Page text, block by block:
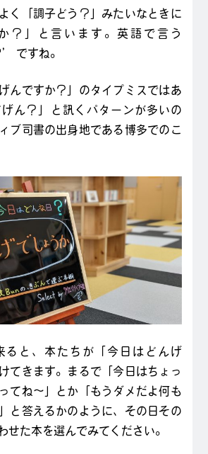
く「調子どう？」みたいなときに
？」と言います。英語で言う
ですね。
んですか？」のタイプミスではあ
ん？」と訊くパターンが多いの
ブ司書の出身地である博多でのこ
ると、本たちが「今日はどんげ
てきます。まるで「今日はちょっ
てね～」とか「もうダメだよ何も
と答えるかのように、その日その
せた本を選んでみてください。